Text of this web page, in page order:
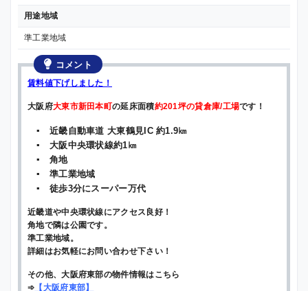
用途地域
準工業地域
コメント
賃料値下げしました！
大阪府大東市新田本町の延床面積約201坪の貸倉庫/工場です！
▪ 近畿自動車道 大東鶴見IC 約1.9㎞
▪ 大阪中央環状線約1㎞
▪ 角地
▪ 準工業地域
▪ 徒歩3分にスーパー万代
近畿道や中央環状線にアクセス良好！
角地で隣は公園です。
準工業地域。
詳細はお気軽にお問い合わせ下さい！
その他、大阪府東部の物件情報はこちら
➾ 【大阪府東部】